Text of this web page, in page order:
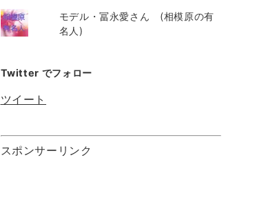
モデル・冨永愛さん (相模原の有
名人)
Twitter でフォロー
ツイート
スポンサーリンク